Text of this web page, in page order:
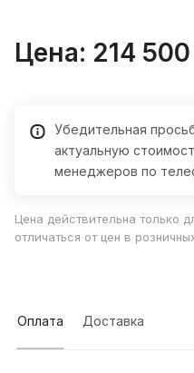
Цена: 214 500
Убедительная
актуальную
менеджеров по
Цена действительна только
отличаться от цен в
Оплата Доставка